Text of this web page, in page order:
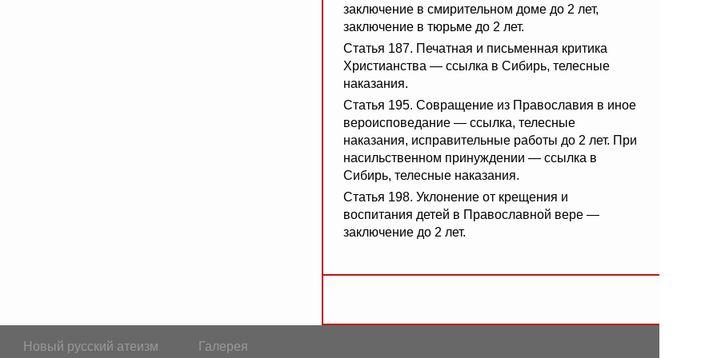
заключение в смирительном доме до 2 лет,
заключение в тюрьме до 2 лет.
Статья 187. Печатная и письменная критика
Христианства — ссылка в Сибирь, телесные
наказания.
Статья 195. Совращение из Православия в иное
вероисповедание — ссылка, телесные
наказания, исправительные работы до 2 лет. При
насильственном принуждении — ссылка в
Сибирь, телесные наказания.
Статья 198. Уклонение от крещения и
воспитания детей в Православной вере —
заключение до 2 лет.
Новый русский атеизм
Галерея